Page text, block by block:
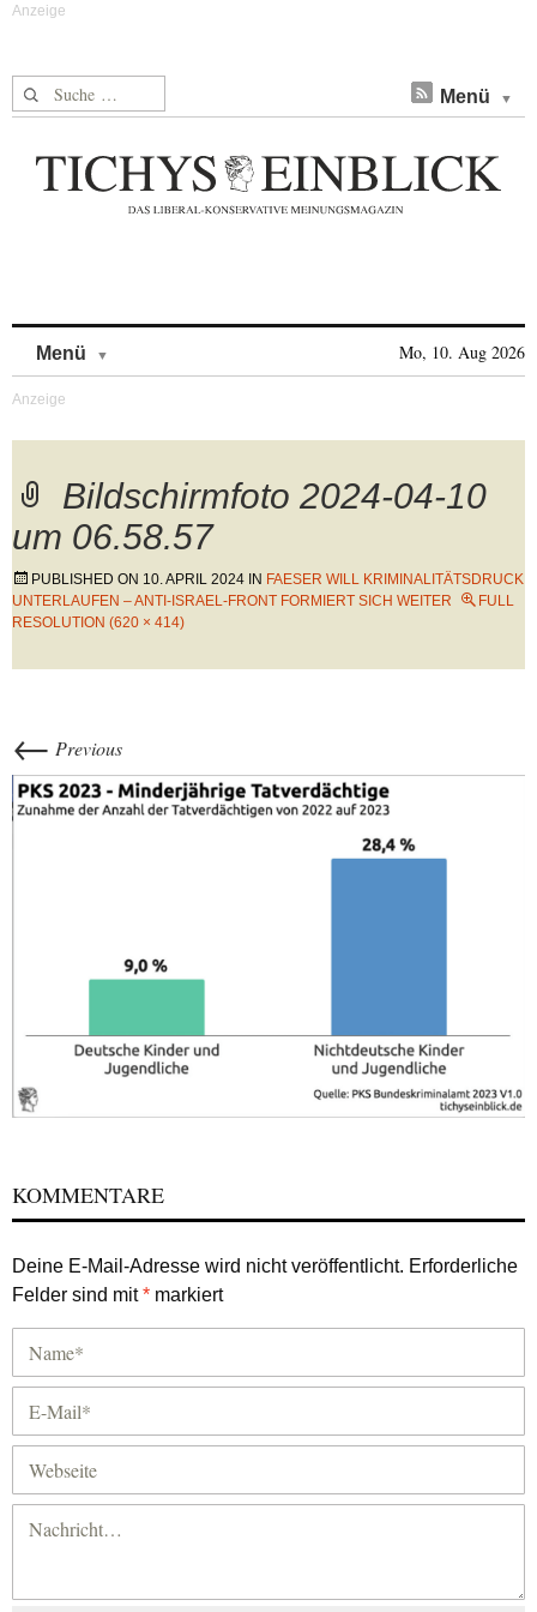
Suche nach: Menü
Menü Mo, 10. Aug 2026
Bildschirmfoto 2024-04-10
um 06.58.57
PUBLISHED ON 10. APRIL 2024 IN FAESER WILL KRIMINALITÄTSDRUCK
UNTERLAUFEN – ANTI-ISRAEL-FRONT FORMIERT SICH WEITER
FULL
RESOLUTION (620 × 414)
← Previous
KOMMENTARE
Deine E-Mail-Adresse wird nicht veröffentlicht. Erforderliche
Felder sind mit* markiert